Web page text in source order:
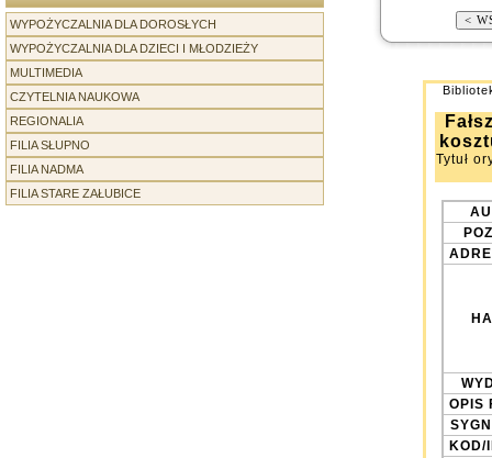
WYPOŻYCZALNIA DLA DOROSŁYCH
WYPOŻYCZALNIA DLA DZIECI I MŁODZIEŻY
MULTIMEDIA
CZYTELNIA NAUKOWA
REGIONALIA
-----------------
FILIA SŁUPNO
FILIA NADMA
FILIA STARE ZAŁUBICE
Tytuł
OPIS
KOD/